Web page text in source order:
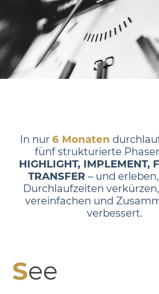
In nur 6 Monaten
fünf strukturierte
HIGHLIGHT, IMPLEMENT,
TRANSFER – und
Durchlaufzeiten
vereinfachen und
verbessert.
See